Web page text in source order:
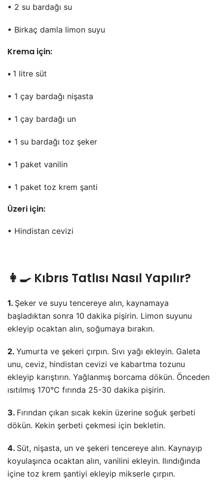
• 2 su bardağı su
• Birkaç damla limon suyu
Krema için:
• 1 litre süt
• 1 çay bardağı nişasta
• 1 çay bardağı un
• 1 su bardağı toz şeker
• 1 paket vanilin
• 1 paket toz krem şanti
Üzeri için:
• Hindistan cevizi
👩‍🍳 Kıbrıs Tatlısı Nasıl Yapılır?
1. Şeker ve suyu tencereye alın, kaynamaya
başladıktan sonra 10 dakika pişirin. Limon suyunu
ekleyip ocaktan alın, soğumaya bırakın.
2. Yumurta ve şekeri çırpın. Sıvı yağı ekleyin. Galeta
unu, ceviz, hindistan cevizi ve kabartma tozunu
ekleyip karıştırın. Yağlanmış borcama dökün. Önceden
ısıtılmış 170°C fırında 25-30 dakika pişirin.
3. Fırından çıkan sıcak kekin üzerine soğuk şerbeti
dökün. Kekin şerbeti çekmesi için bekletin.
4. Süt, nişasta, un ve şekeri tencereye alın. Kaynayıp
koyulaşınca ocaktan alın, vanilini ekleyin. Ilındığında
içine toz krem şantiyi ekleyip mikserle çırpın.